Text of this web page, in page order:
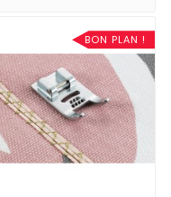
BON PLAN !